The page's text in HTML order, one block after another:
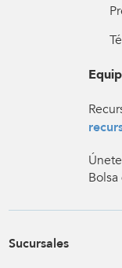
Sucursales